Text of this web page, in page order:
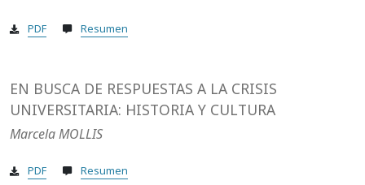
PDF Resumen
EN BUSCA DE RESPUESTAS A LA CRISIS
UNIVERSITARIA: HISTORIA Y CULTURA
Marcela MOLLIS
PDF Resumen